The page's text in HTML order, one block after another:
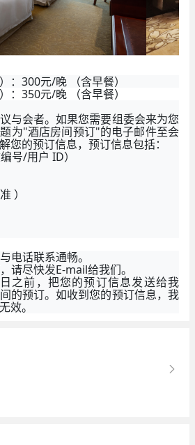
：300元/晚 （含早餐）
：350元/晚 （含早餐）
与会者。如果您需要组委会来为您
为"酒店房间预订"的电子邮件至会
您的预订信息，预订信息包括：
号/用户 ID）
）
电话联系通畅。
请尽快发E-mail给我们。
之前，把您的预订信息发送给我
的预订。如收到您的预订信息，我
效。